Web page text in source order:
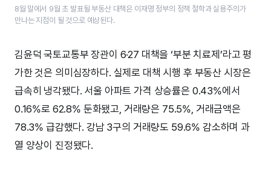
8월 말에서 9월 초 발표될 부동산 대책은 이재명 정부의 정책 철학과 실용주의가
만나는 지점이 될 것으로 예상된다.
김윤덕 국토교통부 장관이 6·27 대책을 ‘부분 치료제’라고 평
가한 것은 의미심장하다. 실제로 대책 시행 후 부동산 시장은
급속히 냉각됐다. 서울 아파트 가격 상승률은 0.43%에서
0.16%로 62.8% 둔화됐고, 거래량은 75.5%, 거래금액은
78.3% 급감했다. 강남 3구의 거래량도 59.6% 감소하며 과
열 양상이 진정됐다.